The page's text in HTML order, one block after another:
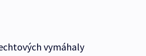
vymáhaly